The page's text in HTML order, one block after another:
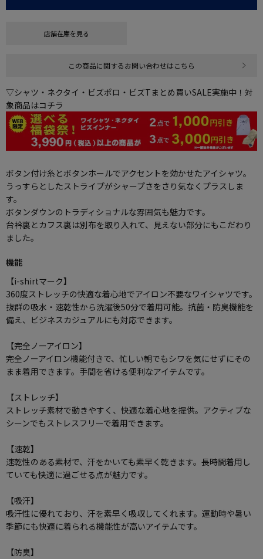
店舗在庫を見る
この商品に関するお問い合わせはこちら
▽シャツ・ネクタイ・ビズポロ・ビズTまとめ買いSALE実施中！対
象商品はコチラ
ボタン付け糸とボタンホールでアクセントを効かせたアイシャツ。
うっすらとしたストライプがシャープさをさり気なくプラスしま
す。
ボタンダウンのトラディショナルな雰囲気も魅力です。
台衿裏とカフス裏は別布を取り入れて、見えない部分にもこだわり
ました。
機能
【i-shirtマーク】
360度ストレッチの快適な着心地でアイロン不要なワイシャツです。
抜群の吸水・速乾性から洗濯後50分で着用可能。抗菌・防臭機能を
備え、ビジネスカジュアルにも対応できます。
【完全ノーアイロン】
完全ノーアイロン機能付きで、忙しい朝でもシワを気にせずにその
まま着用できます。手間を省ける便利なアイテムです。
【ストレッチ】
ストレッチ素材で動きやすく、快適な着心地を提供。アクティブな
シーンでもストレスフリーで着用できます。
【速乾】
速乾性のある素材で、汗をかいても素早く乾きます。長時間着用し
ていても快適に過ごせる点が魅力です。
【吸汗】
吸汗性に優れており、汗を素早く吸収してくれます。運動時や暑い
季節にも快適に着られる機能性が高いアイテムです。
【防臭】